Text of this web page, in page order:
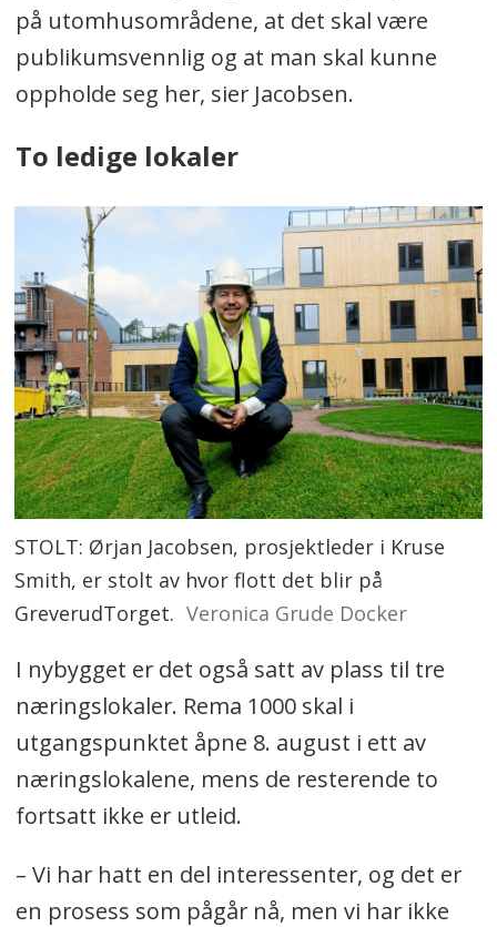
på utomhusområdene, at det skal være
publikumsvennlig og at man skal kunne
oppholde seg her, sier Jacobsen.
To ledige lokaler
STOLT: Ørjan Jacobsen, prosjektleder i Kruse
Smith, er stolt av hvor flott det blir på
GreverudTorget. Veronica Grude Docker
I nybygget er det også satt av plass til tre
næringslokaler. Rema 1000 skal i
utgangspunktet åpne 8. august i ett av
næringslokalene, mens de resterende to
fortsatt ikke er utleid.
– Vi har hatt en del interessenter, og det er
en prosess som pågår nå, men vi har ikke